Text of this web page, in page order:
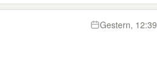
Gestern, 12:39